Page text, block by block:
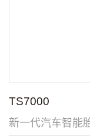
TS7000
新一代汽车智能